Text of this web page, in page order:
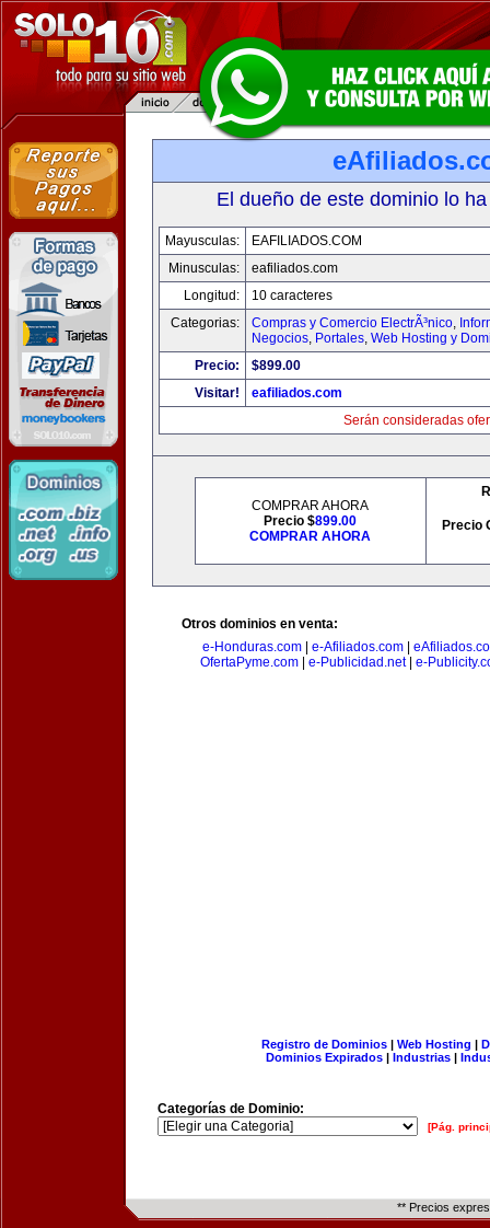
El dueño de este dominio lo
Mayusculas:
EAFILIADOS.COM
Minusculas:
eafiliados.com
Longitud:
10 caracteres
Categorias:
Compras y Comercio ElectrÃ³nico,
Negocios, Portales, Web Hosting y
Precio:
$899.00
Visitar!
eafiliados.com
Serán consideradas
COMPRAR AHORA
Precio $899.00
COMPRAR AHORA
Precio
Otros dominios en venta:
e-Honduras.com| e-Afiliados.com|
OfertaPyme.com| e-Publicidad.net| e-
Registro de Dominios| Web Hosting |
Dominios Expirados | Industrias |
Categorías de Dominio:
[Pág.
** Precios